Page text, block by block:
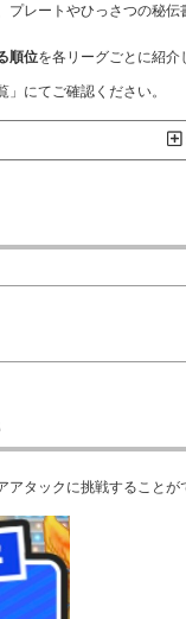
レートやひっさつの秘伝
順位を各リーグごとに紹
にてご確認ください。
タックに挑戦することが